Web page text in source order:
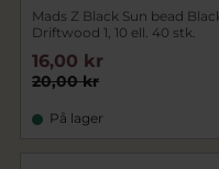
Mads Z Black Sun bead
Driftwood 1, 10 ell. 40 stk.
20,00 kr
16,00 kr
På lager